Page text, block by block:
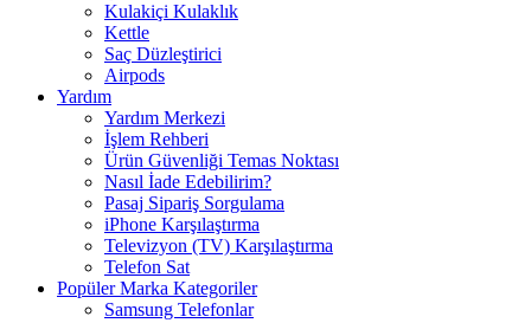
Kulakiçi Kulaklık
Kettle
Saç Düzleştirici
Airpods
Yardım
Yardım Merkezi
İşlem Rehberi
Ürün Güvenliği Temas Noktası
Nasıl İade Edebilirim?
Pasaj Sipariş Sorgulama
iPhone Karşılaştırma
Televizyon (TV) Karşılaştırma
Telefon Sat
Popüler Marka Kategoriler
Samsung Telefonlar